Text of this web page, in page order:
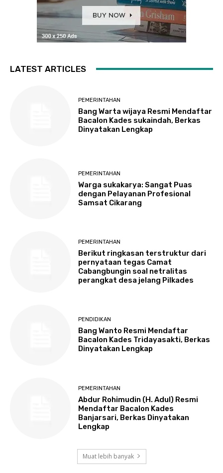
LATEST ARTICLES
PEMERINTAHAN
Bang Warta wijaya Resmi Mendaftar
Bacalon Kades sukaindah, Berkas
Dinyatakan Lengkap
PEMERINTAHAN
Warga sukakarya: Sangat Puas
dengan Pelayanan Profesional
Samsat Cikarang
PEMERINTAHAN
Berikut ringkasan terstruktur dari
pernyataan tegas Camat
Cabangbungin soal netralitas
perangkat desa jelang Pilkades
PENDIDIKAN
Bang Wanto Resmi Mendaftar
Bacalon Kades Tridayasakti, Berkas
Dinyatakan Lengkap
PEMERINTAHAN
Abdur Rohimudin (H. Adul) Resmi
Mendaftar Bacalon Kades
Banjarsari, Berkas Dinyatakan
Lengkap
Muat lebih banyak